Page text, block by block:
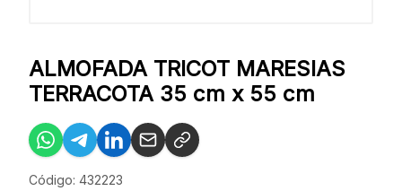
ALMOFADA TRICOT MARESIAS
TERRACOTA 35 cm x 55 cm
Código: 432223